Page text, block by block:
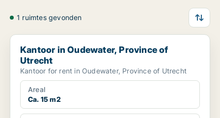
1 ruimtes gevonden
Kantoor in Oudewater, Province of Utrecht
Kantoor in Oudewater, Province of
Utrecht
Kantoor for rent in Oudewater, Province of Utrecht
Areal
Ca. 15 m2